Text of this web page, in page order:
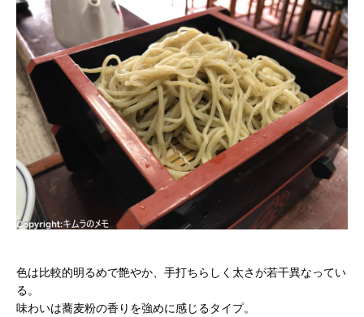
色は比較的明るめで艶やか、手打ちらしく太さが若干異なってい
る。
味わいは蕎麦粉の香りを強めに感じるタイプ。